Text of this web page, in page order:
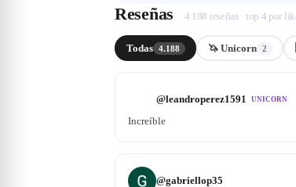
Reseñas 4.188 reseñas · top 4 por
Todas 4.188 🦄 Unicorn 2
@leandroperez1591 UNICORN
Increíble
@gabriellop35